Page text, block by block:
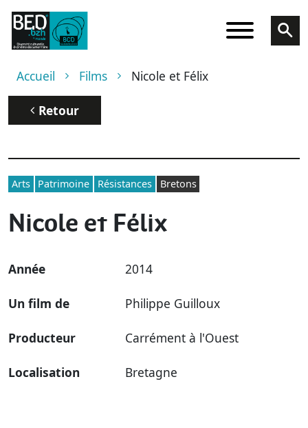
Aller au contenu principal
Fil d'Ariane
Accueil Films Nicole et Félix
Retour
Arts Patrimoine Résistances Bretons
Nicole et Félix
Année 2014
Un film de Philippe Guilloux
Producteur Carrément à l'Ouest
Localisation Bretagne